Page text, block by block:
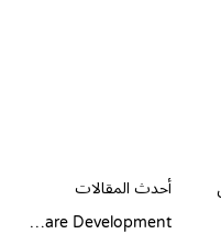
أحدث المقالات
Software Development